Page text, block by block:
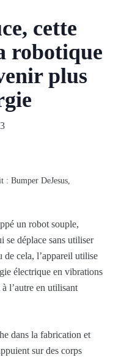
cette
robotique
plus
Bumper DeJesus,
un robot souple,
se déplace sans utiliser
de cela, l’appareil utilise
électrique en vibrations
l’autre en utilisant
dans la fabrication et
sur des corps